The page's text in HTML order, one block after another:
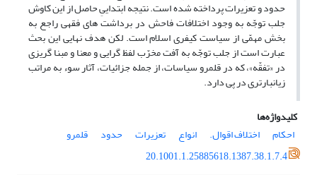
حدود و تعزیرات پرداخته شده است. نتیجه ابتداییِ حاصل از این کاوش
جلب توجّه به وجود اختلافات فاحش در برداشت های فقهی راجع به
بخش مهمّی از سیاست کیفری اسلام است. لکن هدف نهایی این بحث
عبارت است از جلب توجّه به آفت مخرّب لفظ گرایی و معنا و مبنا گریزی
در «تفقّه»، که در قلمرو سیاسات، از جمله جزائیات، آثار سوء به مراتب
زیانبارتری در پی دارد.
کلیدواژه‌ها
احکام
اختلاف اقوال. انواع تعزیرات حدود
قلمرو
20.1001.1.25885618.1387.38.1.7.4